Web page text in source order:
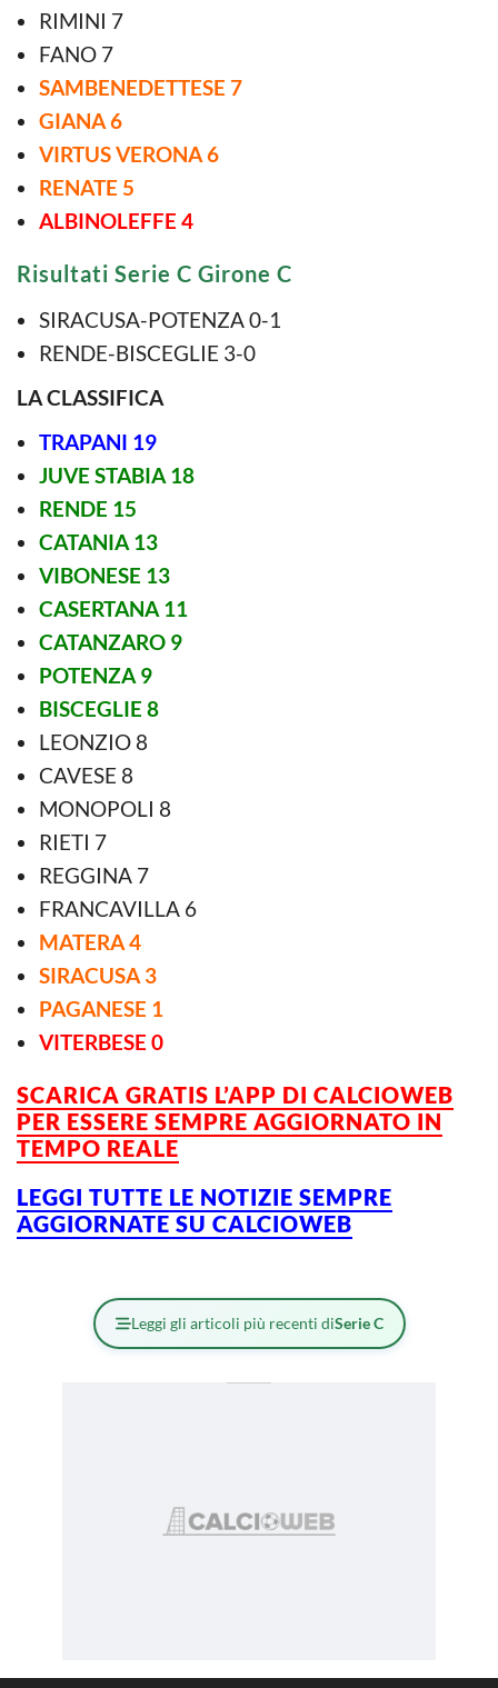
RIMINI 7
FANO 7
SAMBENEDETTESE 7
GIANA 6
VIRTUS VERONA 6
RENATE 5
ALBINOLEFFE 4
Risultati Serie C Girone C
SIRACUSA-POTENZA 0-1
RENDE-BISCEGLIE 3-0
LA CLASSIFICA
TRAPANI 19
JUVE STABIA 18
RENDE 15
CATANIA 13
VIBONESE 13
CASERTANA 11
CATANZARO 9
POTENZA 9
BISCEGLIE 8
LEONZIO 8
CAVESE 8
MONOPOLI 8
RIETI 7
REGGINA 7
FRANCAVILLA 6
MATERA 4
SIRACUSA 3
PAGANESE 1
VITERBESE 0
SCARICA GRATIS L’APP DI CALCIOWEB
PER ESSERE SEMPRE AGGIORNATO IN
TEMPO REALE
LEGGI TUTTE LE NOTIZIE SEMPRE
AGGIORNATE SU CALCIOWEB
Leggi gli articoli più recenti diSerie C